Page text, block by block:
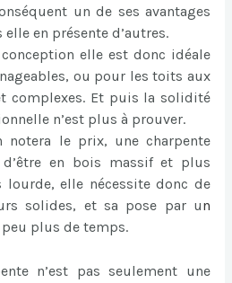
un de ses avantages
en présente d’autres.
elle est donc idéale
ou pour les toits aux
complexes. Et puis la solidité
n’est plus à prouver.
notera le prix, une charpente
en bois massif et plus
elle nécessite donc de
solides, et sa pose par un
plus de temps.
n’est pas seulement une